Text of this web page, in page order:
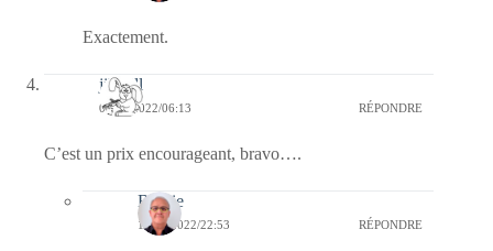
Exactement.
jill bill
07/12/2022/06:13 RÉPONDRE
C’est un prix encourageant, bravo….
Bernie
13/12/2022/22:53 RÉPONDRE